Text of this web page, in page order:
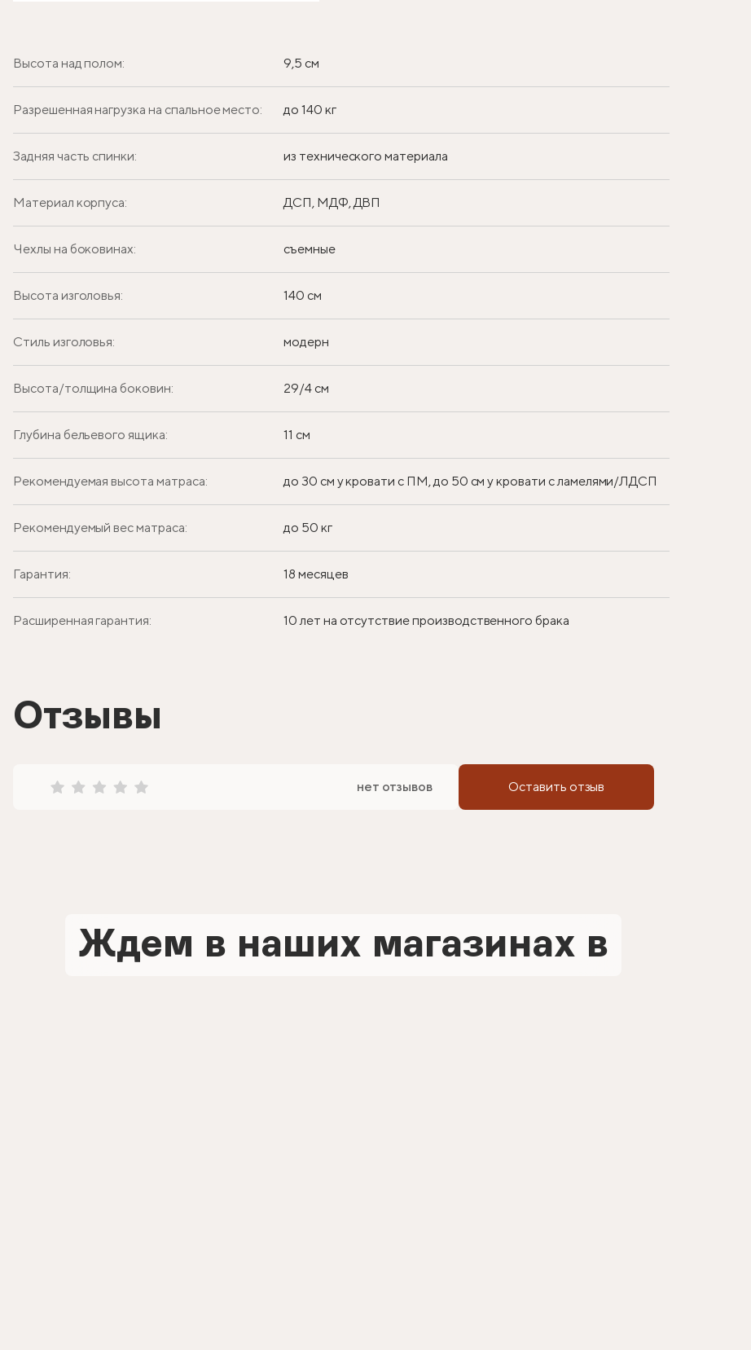
Высота над полом: 9,5 см
Разрешенная нагрузка на спальное место: до 140 кг
Задняя часть спинки: из технического материала
Материал корпуса: ДСП, МДФ, ДВП
Чехлы на боковинах: съемные
Высота изголовья: 140 см
Стиль изголовья: модерн
Высота/толщина боковин: 29/4 см
Глубина бельевого ящика: 11 см
Рекомендуемая высота матраса: до 30 см у кровати с ПМ, до 50 см у кровати с ламелями/ЛДСП
Рекомендуемый вес матраса: до 50 кг
Гарантия: 18 месяцев
Расширенная гарантия: 10 лет на отсутствие производственного брака
Отзывы
нет отзывов Оставить отзыв
Ждем в наших магазинах в